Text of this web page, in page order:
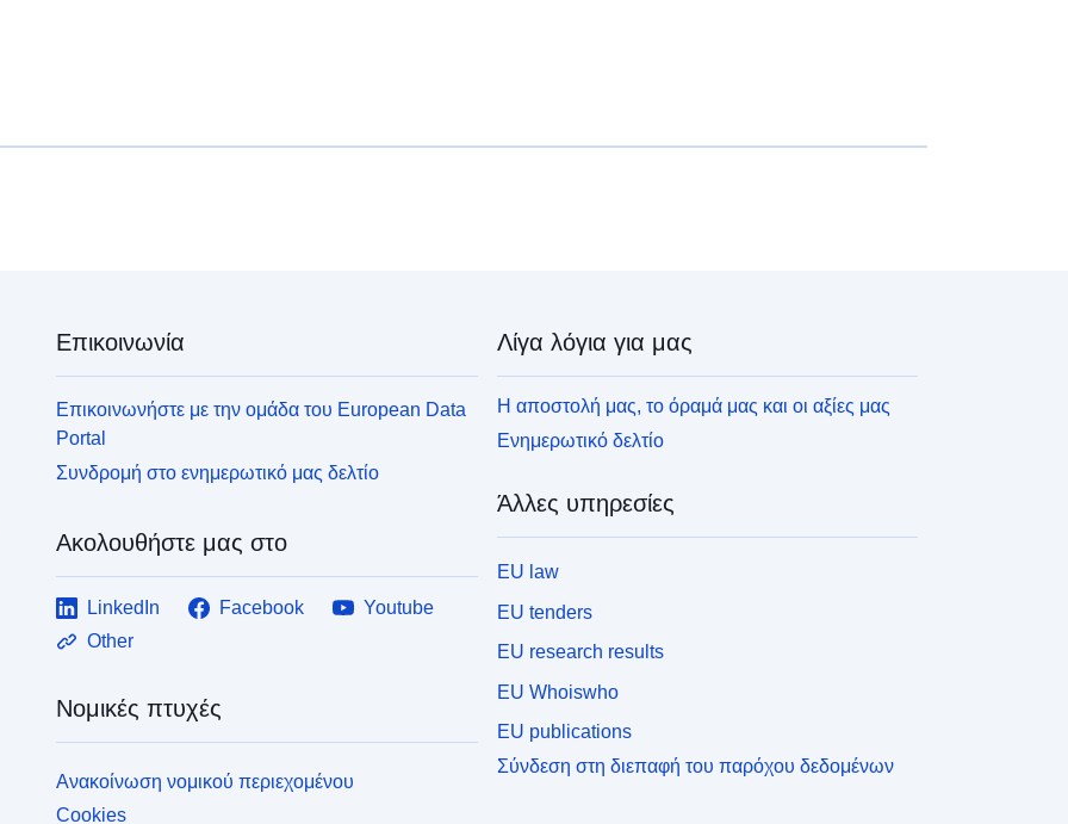
Επικοινωνία
Επικοινωνήστε με την ομάδα του European Data
Portal
Συνδρομή στο ενημερωτικό μας δελτίο
Ακολουθήστε μας στο
LinkedIn Facebook
Youtube
Other
Νομικές πτυχές
Ανακοίνωση νομικού περιεχομένου
Cookies
Λίγα λόγια για μας
Η αποστολή μας, το όραμά μας και οι αξίες μας
Ενημερωτικό δελτίο
Άλλες υπηρεσίες
EU law
EU tenders
EU research results
EU Whoiswho
EU publications
Σύνδεση στη διεπαφή του παρόχου δεδομένων